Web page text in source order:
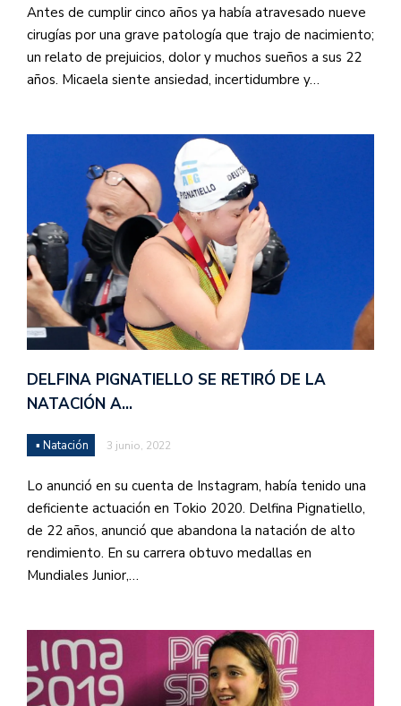
Antes de cumplir cinco años ya había atravesado nueve
cirugías por una grave patología que trajo de nacimiento;
un relato de prejuicios, dolor y muchos sueños a sus 22
años. Micaela siente ansiedad, incertidumbre y…
DELFINA PIGNATIELLO SE RETIRÓ DE LA
NATACIÓN A…
▪ Natación 3 junio, 2022
Lo anunció en su cuenta de Instagram, había tenido una
deficiente actuación en Tokio 2020. Delfina Pignatiello,
de 22 años, anunció que abandona la natación de alto
rendimiento. En su carrera obtuvo medallas en
Mundiales Junior,…